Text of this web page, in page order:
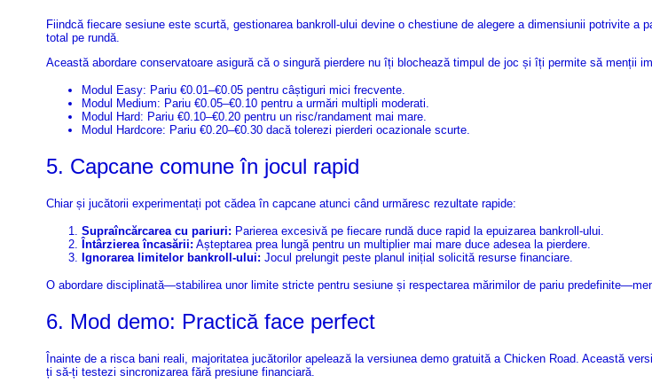
Fiindcă fiecare sesiune este scurtă, gestionarea bankroll-ului devine o chestiune de alegere a dimensiunii potrivite
total pe rundă.
Această abordare conservatoare asigură că o singură pierdere nu îți blochează timpul de joc și îți permite să menții
Modul Easy: Pariu €0.01–€0.05 pentru câștiguri mici frecvente.
Modul Medium: Pariu €0.05–€0.10 pentru a urmări multipli moderati.
Modul Hard: Pariu €0.10–€0.20 pentru un risc/randament mai mare.
Modul Hardcore: Pariu €0.20–€0.30 dacă tolerezi pierderi ocazionale scurte.
5. Capcane comune în jocul rapid
Chiar și jucătorii experimentați pot cădea în capcane atunci când urmăresc rezultate rapide:
Supraîncărcarea cu pariuri: Parierea excesivă pe fiecare rundă duce rapid la epuizarea bankroll-ului.
Întârzierea încasării: Așteptarea prea lungă pentru un multiplier mai mare duce adesea la pierdere.
Ignorarea limitelor bankroll-ului: Jocul prelungit peste planul inițial solicită resurse financiare.
O abordare disciplinată—stabilirea unor limite stricte pentru sesiune și respectarea mărimilor de pariu
6. Mod demo: Practică face perfect
Înainte de a risca bani reali, majoritatea jucătorilor apelează la versiunea demo gratuită a Chicken Road. Această
ți să-ți testezi sincronizarea fără presiune financiară.